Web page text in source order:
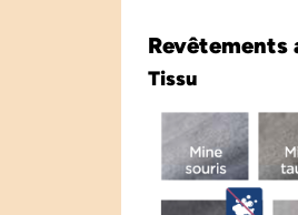
Revêtements
Tissu